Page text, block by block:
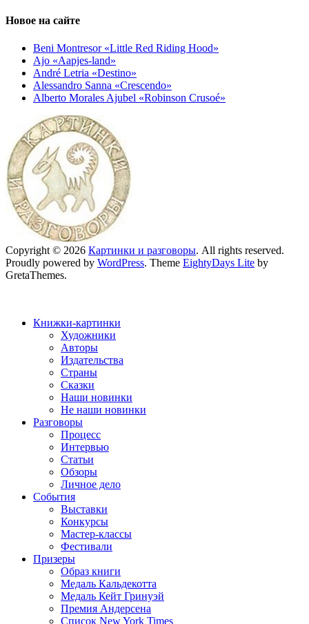
Новое на сайте
Beni Montresor «Little Red Riding Hood»
Ajo «Aapjes-land»
André Letria «Destino»
Alessandro Sanna «Crescendo»
Alberto Morales Ajubel «Robinson Crusoé»
Copyright © 2026 Картинки и разговоры. All rights reserved.
Proudly powered by WordPress. Theme EightyDays Lite by
GretaThemes.
Книжки-картинки
Художники
Авторы
Издательства
Страны
Сказки
Наши новинки
Не наши новинки
Разговоры
Процесс
Интервью
Статьи
Обзоры
Личное дело
События
Выставки
Конкурсы
Мастер-классы
Фестивали
Призеры
Образ книги
Медаль Кальдекотта
Медаль Кейт Гринуэй
Премия Андерсена
Список New York Times